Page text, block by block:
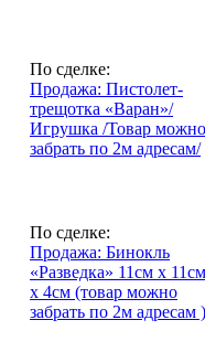
По сделке:
Продажа: Пистолет-
трещотка «Варан»/
Игрушка /Товар можно
забрать по 2м адресам/
По сделке:
Продажа: Бинокль
«Разведка» 11см х 11см
х 4см (товар можно
забрать по 2м адресам )